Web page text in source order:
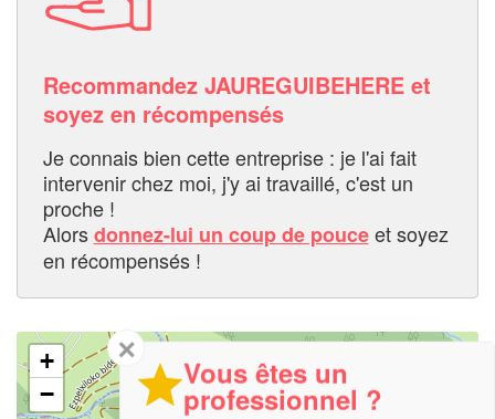
Recommandez JAUREGUIBEHERE et
soyez en récompensés
Je connais bien cette entreprise : je l'ai fait
intervenir chez moi, j'y ai travaillé, c'est un
proche !
Alorsdonnez-lui un coup de pouceet soyez
en récompensés !
+
−
✕
Vous êtes un
professionnel ?